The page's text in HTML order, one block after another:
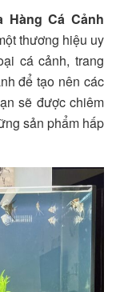
Hàng Cá Cảnh
thương hiệu uy
cá cảnh, trang
để tạo nên các
sẽ được chiêm
sản phẩm hấp